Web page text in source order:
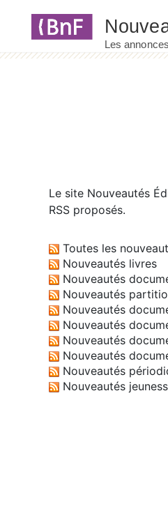
Le site Nouveautés
RSS proposés.
Toutes les
Nouveautés livres
Nouveautés
Nouveautés
Nouveautés
Nouveautés
Nouveautés
Nouveautés
Nouveautés
Nouveautés